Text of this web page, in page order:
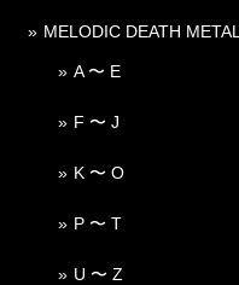
MELODIC DEATH METAL
A 〜 E
F 〜 J
K 〜 O
P 〜 T
U 〜 Z